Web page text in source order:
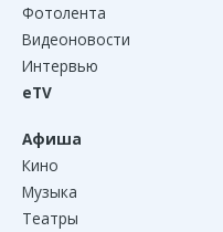
Фотолента
Видеоновости
Интервью
eTV
Афиша
Кино
Музыка
Театры